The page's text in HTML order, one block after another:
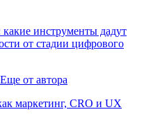
какие инструменты дадут
от стадии цифрового
Еще от автора
маркетинг, CRO и UX